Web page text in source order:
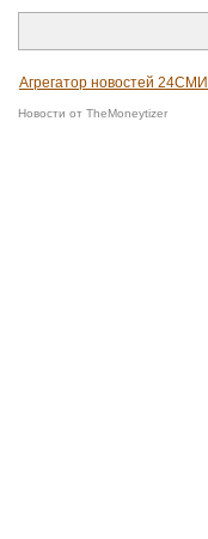
Агрегатор новостей 24СМИ
Новости от TheMoneytizer